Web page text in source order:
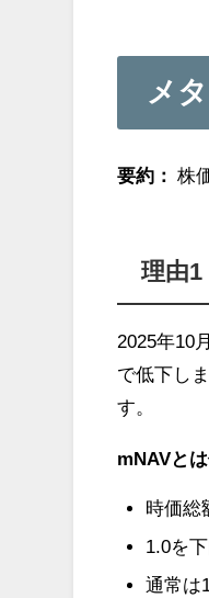
メ
要約： 株
理由1
2025年10
で低下し
す。
mNAVと
時価総
1.0を
通常は